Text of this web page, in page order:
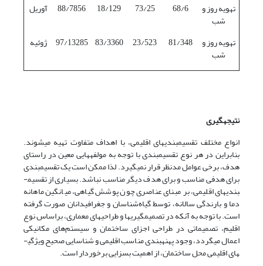
تهویه روز و
شب
68/6
73/25
18/129
88/7856 آوریل
تهویه روز و
شب
81/348
23/523
83/3360
97/13285 ژوئیه
نتیجه­گیری
انواع مختلف تقسیم­بندی­های اقلیمی، با اهداف متفاوت تهیه می­شوند.
بنابراین در هر نوع تقسیم­بندی با توجه به مولفه­هایی معین در راستای
هدف، برخی عوامل مدنظر قرار نمی­گیرد. لذا ممکن است یک تقسیم­بندی
برای هدفی مناسب و برای هدف دیگر مناسب نباشد. بسیاری از تقسیم­
بندی­های اقلیمی، بر مبنای عناصری چون پوشش گیاهی، میانگین ماهانه
دما و بارندگی سالانه، توسط گیاه‌شناسان و جغرافی­دانان صورت گرفته
است. با توجه به آنکه در تصمیم­گیری­ها و طراحی­های معماری، براساس نوع
اقلیم، تصمیماتی در طراحی اجزای ساختمان و سیستم‌های مکانیکی
اعمال می­گردد، وجود پهنه­بندی مناسب اقلیمی و شناسایی صحیح ویژگی­
های اقلیمی محل ساختمان، از اهمیت بسزایی برخوردار است.